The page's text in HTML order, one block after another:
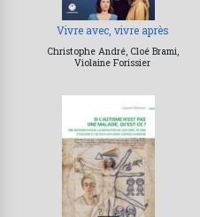
Vivre avec, vivre après
Christophe André, Cloé Brami,
Violaine Forissier